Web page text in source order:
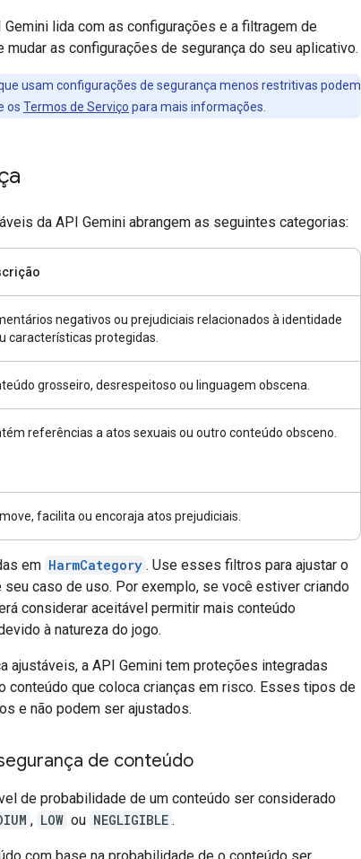
lida com as configurações e a filtragem de
mudar as configurações de segurança do seu aplicativo.
usam configurações de segurança menos restritivas podem
os Termos de Serviço para mais informações.
da API Gemini abrangem as seguintes categorias:
negativos ou prejudiciais relacionados à identidade
características protegidas.
grosseiro, desrespeitoso ou linguagem obscena.
referências a atos sexuais ou outro conteúdo obsceno.
facilita ou encoraja atos prejudiciais.
em HarmCategory . Use esses filtros para ajustar o
caso de uso. Por exemplo, se você estiver criando
considerar aceitável permitir mais conteúdo
à natureza do jogo.
ajustáveis, a API Gemini tem proteções integradas
conteúdo que coloca crianças em risco. Esses tipos de
e não podem ser ajustados.
de conteúdo
de probabilidade de um conteúdo ser considerado
, LOW ou NEGLIGIBLE .